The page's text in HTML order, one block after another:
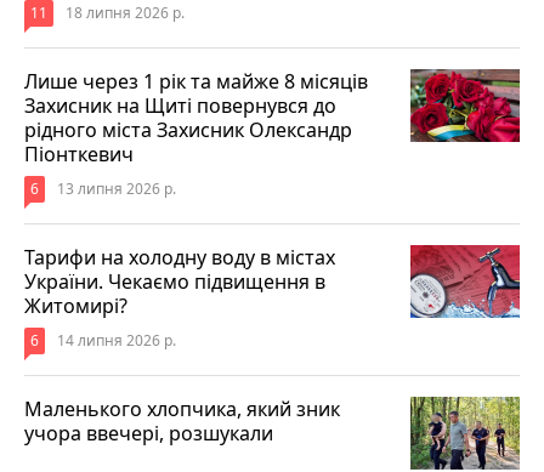
11 18 липня 2026 р.
Лише через 1 рік та майже 8 місяців
Захисник на Щиті повернувся до
рідного міста Захисник Олександр
Піонткевич
6 13 липня 2026 р.
Тарифи на холодну воду в містах
України. Чекаємо підвищення в
Житомирі?
6 14 липня 2026 р.
Маленького хлопчика, який зник
учора ввечері, розшукали